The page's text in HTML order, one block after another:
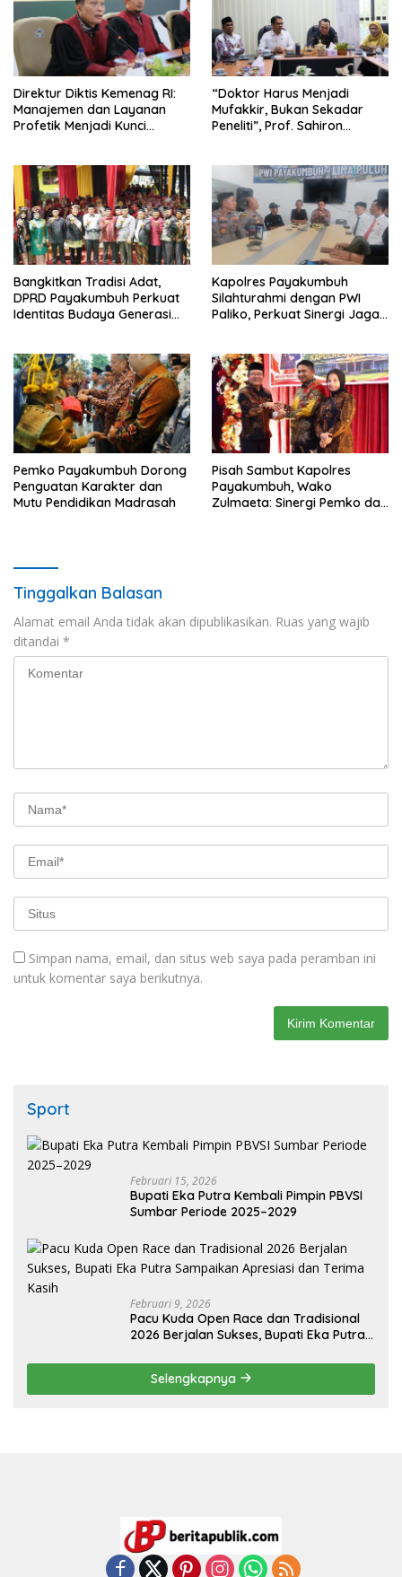
Direktur Diktis Kemenag RI:
Manajemen dan Layanan
Profetik Menjadi Kunci
Kampus Bereputasi Global
“Doktor Harus Menjadi
Mufakkir, Bukan Sekadar
Peneliti”, Prof. Sahiron
Bangkitkan Tradisi Adat,
DPRD Payakumbuh Perkuat
Identitas Budaya Generasi
Kapolres Payakumbuh
Silahturahmi dengan PWI
Paliko, Perkuat Sinergi Jaga
Pemko Payakumbuh Dorong
Penguatan Karakter dan
Mutu Pendidikan Madrasah
Pisah Sambut Kapolres
Payakumbuh, Wako
Zulmaeta: Sinergi Pemko dan
Tinggalkan Balasan
Alamat email Anda tidak akan dipublikasikan. Ruas yang wajib
ditandai *
Simpan nama, email, dan situs web saya pada peramban ini
untuk komentar saya berikutnya.
Sport
Februari 15, 2026
Bupati Eka Putra Kembali Pimpin PBVSI
Sumbar Periode 2025–2029
Februari 9, 2026
Pacu Kuda Open Race dan Tradisional
2026 Berjalan Sukses, Bupati Eka Putra
Selengkapnya